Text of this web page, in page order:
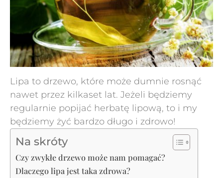
Lipa to drzewo, które może dumnie rosnąć
nawet przez kilkaset lat. Jeżeli będziemy
regularnie popijać herbatę lipową, to i my
będziemy żyć bardzo długo i zdrowo!
Na skróty
Czy zwykłe drzewo może nam pomagać?
Dlaczego lipa jest taka zdrowa?